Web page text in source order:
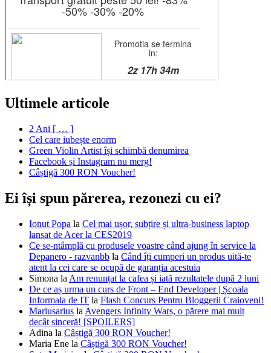
Ultimele articole
2 Ani [ … ]
Cel care iubește enorm
Green Violin Artist își schimbă denumirea
Facebook și Instagram nu merg!
Câștigă 300 RON Voucher!
Ei își spun părerea, rezonezi cu ei?
Ionut Popa la Cel mai ușor, subțire și ultra-business laptop
lansat de Acer la CES2019
Ce se-ntâmplă cu produsele voastre când ajung în service la
Depanero - razvanbb la Când îți cumperi un produs uită-te
atent la cei care se ocupă de garanția acestuia
Simona la Am renunțat la cafea și iată rezultatele după 2 luni
De ce aș urma un curs de Front – End Developer | Școala
Informala de IT la Flash Concurs Pentru Bloggerii Craioveni!
Mariusarius la Avengers Infinity Wars, o părere mai mult
decât sinceră! [SPOILERS]
Adina la Câștigă 300 RON Voucher!
Maria Ene la Câștigă 300 RON Voucher!